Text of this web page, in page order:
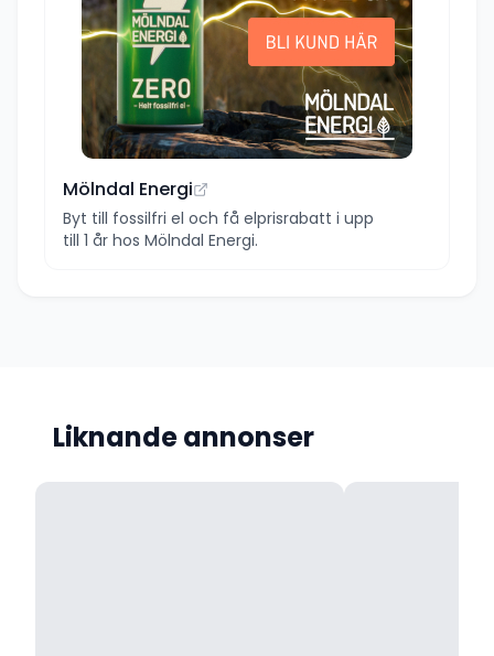
Mölndal Energi
Byt till fossilfri el och få elprisrabatt i upp
till 1 år hos Mölndal Energi.
Liknande annonser